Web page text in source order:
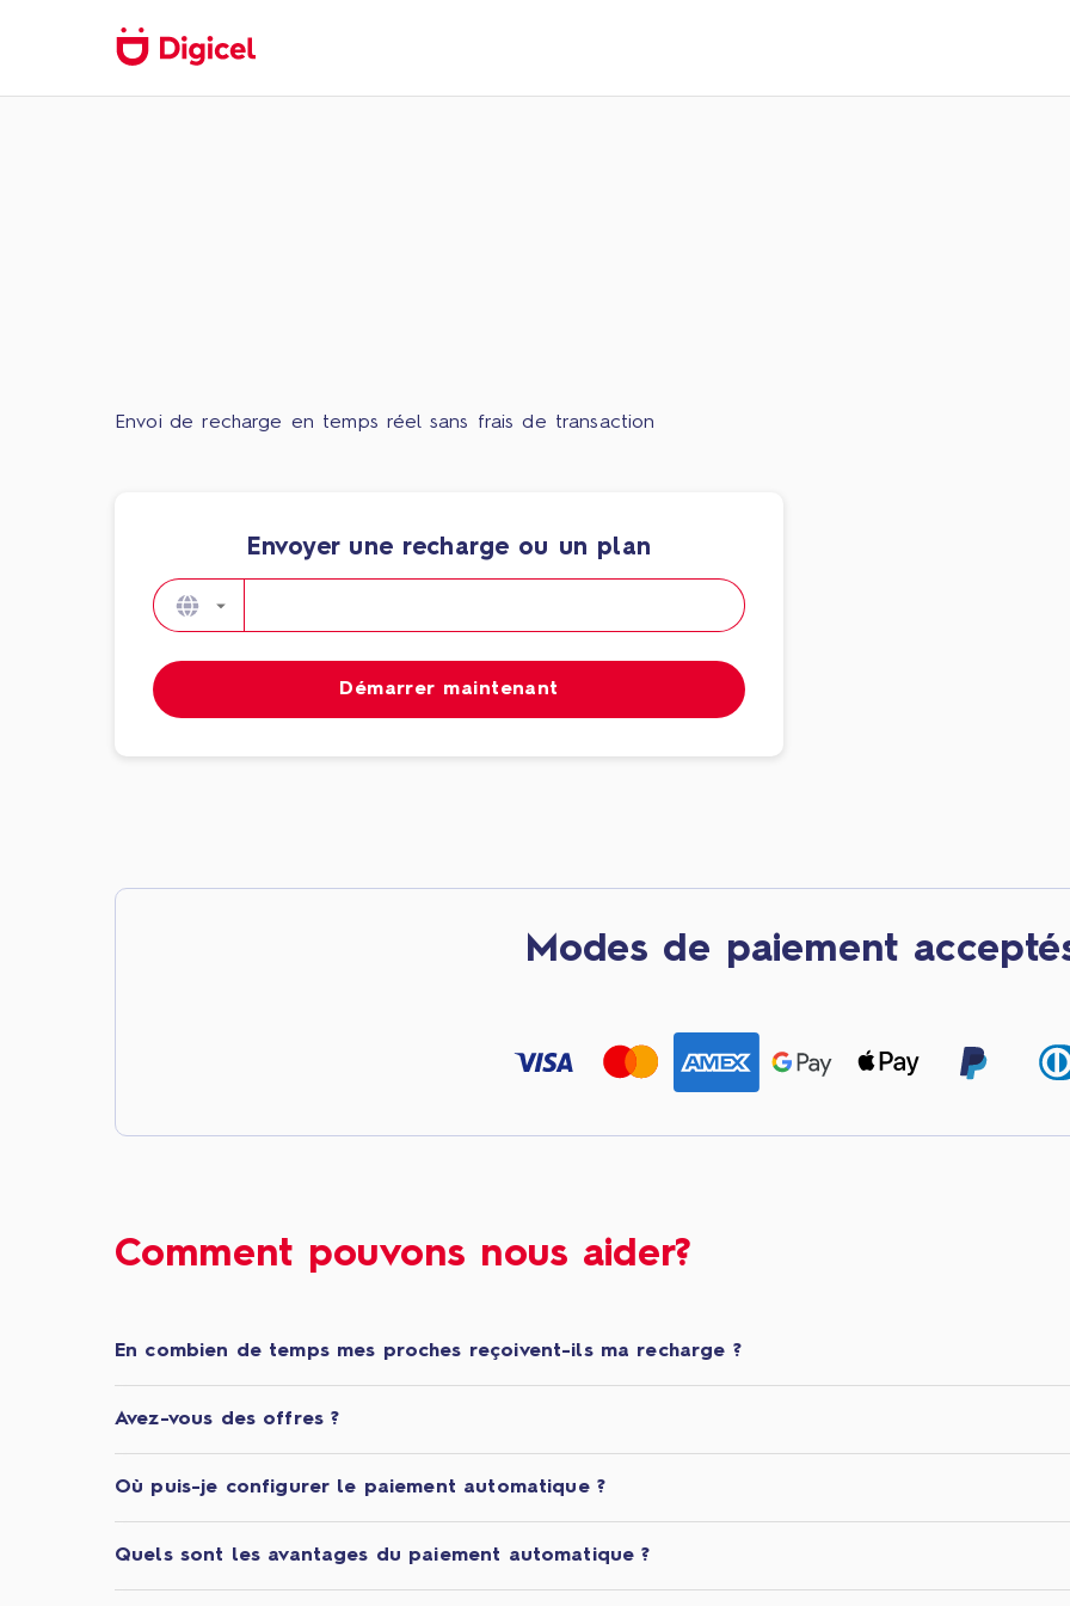
Envoi de recharge en temps réel sans frais de transaction
Envoyer une recharge ou un plan
Démarrer maintenant
Modes de paiement
Comment pouvons nous aider?
En combien de temps mes proches reçoivent-ils ma recharge ?
Avez-vous des offres ?
Où puis-je configurer le paiement automatique ?
Quels sont les avantages du paiement automatique ?